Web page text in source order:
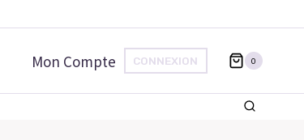
Mon Compte CONNEXION 0